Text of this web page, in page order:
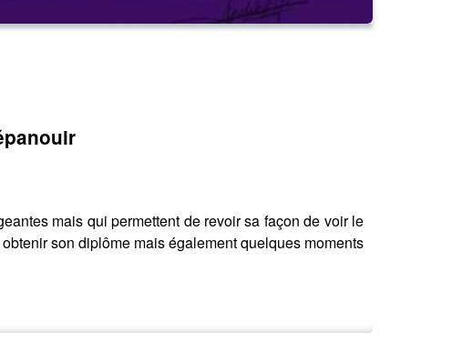
mais qui permettent de revoir sa façon de voir le
son diplôme mais également quelques moments